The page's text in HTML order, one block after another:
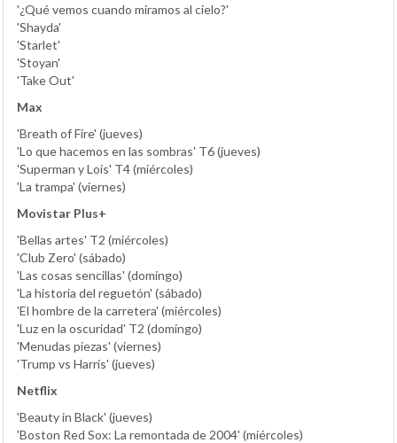
'¿Qué vemos cuando miramos al cielo?'
'Shayda'
'Starlet'
'Stoyan'
'Take Out'
Max
'Breath of Fire' (jueves)
'Lo que hacemos en las sombras' T6 (jueves)
'Superman y Lois' T4 (miércoles)
'La trampa' (viernes)
Movistar Plus+
'Bellas artes' T2 (miércoles)
'Club Zero' (sábado)
'Las cosas sencillas' (domingo)
'La historia del reguetón' (sábado)
'El hombre de la carretera' (miércoles)
'Luz en la oscuridad' T2 (domingo)
'Menudas piezas' (viernes)
'Trump vs Harris' (jueves)
Netflix
'Beauty in Black' (jueves)
'Boston Red Sox: La remontada de 2004' (miércoles)